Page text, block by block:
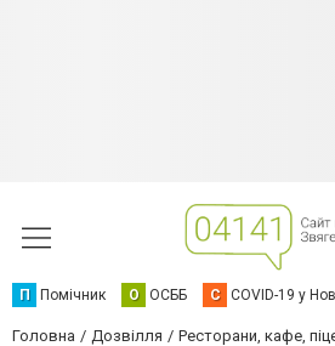
П Помічник О ОСББ C COVID-19 у
Головна Дозвілля Ресторани, кафе,